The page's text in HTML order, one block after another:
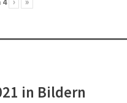
4 › »
in Bildern